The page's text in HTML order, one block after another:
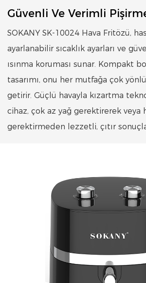
Güvenli Ve Verimli
SOKANY SK-10024 Hava Fritözü,
ayarlanabilir sıcaklık ayarları ve
ısınma koruması sunar. Kompakt
tasarımı, onu her mutfağa çok
getirir. Güçlü havayla kızartma
cihaz, çok az yağ gerektirerek veya
gerektirmeden lezzetli, çıtır